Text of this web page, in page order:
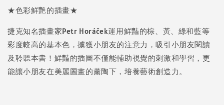
★色彩鮮艷的插畫★
捷克知名插畫家Petr Horáček運用鮮豔的棕、黃、綠和藍等
彩度較高的基本色，擄獲小朋友的注意力，吸引小朋友閱讀
及聆聽本書！鮮豔的插圖不僅能輔助視覺的刺激和學習，更
能讓小朋友在美麗圖畫的薰陶下，培養藝術創造力。